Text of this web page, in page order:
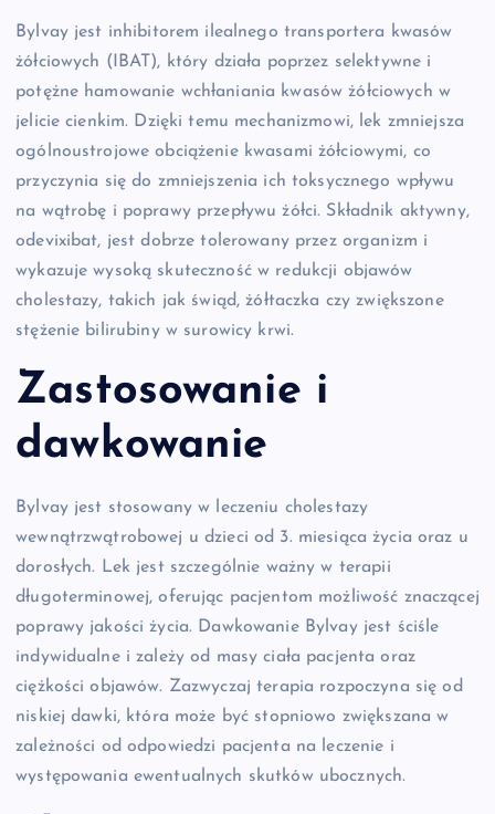
Bylvay jest inhibitorem ilealnego transportera kwasów
żółciowych (IBAT), który działa poprzez selektywne i
potężne hamowanie wchłaniania kwasów żółciowych w
jelicie cienkim. Dzięki temu mechanizmowi, lek zmniejsza
ogólnoustrojowe obciążenie kwasami żółciowymi, co
przyczynia się do zmniejszenia ich toksycznego wpływu
na wątrobę i poprawy przepływu żółci. Składnik aktywny,
odevixibat, jest dobrze tolerowany przez organizm i
wykazuje wysoką skuteczność w redukcji objawów
cholestazy, takich jak świąd, żółtaczka czy zwiększone
stężenie bilirubiny w surowicy krwi.
Zastosowanie i
dawkowanie
Bylvay jest stosowany w leczeniu cholestazy
wewnątrzwątrobowej u dzieci od 3. miesiąca życia oraz u
dorosłych. Lek jest szczególnie ważny w terapii
długoterminowej, oferując pacjentom możliwość znaczącej
poprawy jakości życia. Dawkowanie Bylvay jest ściśle
indywidualne i zależy od masy ciała pacjenta oraz
ciężkości objawów. Zazwyczaj terapia rozpoczyna się od
niskiej dawki, która może być stopniowo zwiększana w
zależności od odpowiedzi pacjenta na leczenie i
występowania ewentualnych skutków ubocznych.